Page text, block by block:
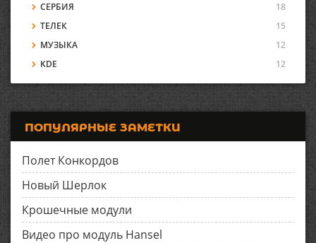
СЕРБИЯ
18
ТЕЛЕК
15
МУЗЫКА
12
KDE
12
ПОПУЛЯРНЫЕ ЗАМЕТКИ
Полет Конкордов
Новый Шерлок
Крошечные модули
Видео про модуль Hansel